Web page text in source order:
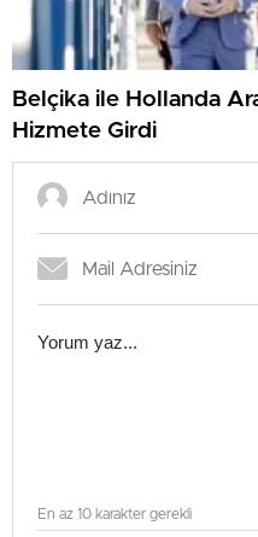
Belçika ile Hollanda
Hizmete Girdi
En az 10 karakter gerekli